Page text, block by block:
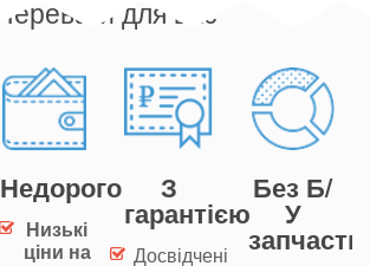
Переваги для вас
Недорого
Низькі
ціни на
З
гарантією
Досвідчені
Без Б/
У